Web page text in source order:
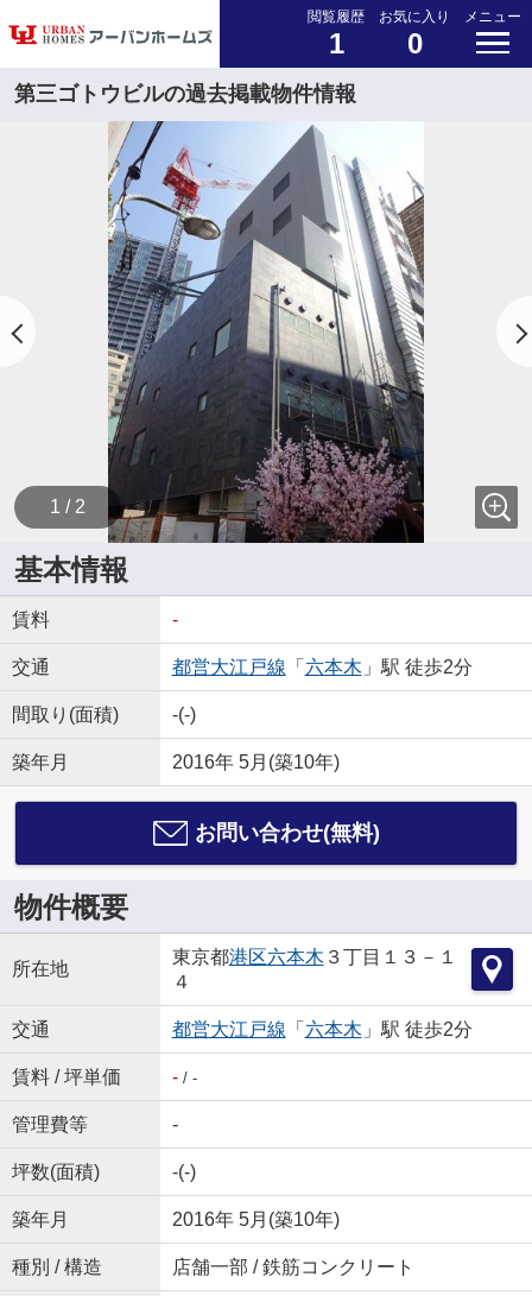
閲覧履歴
1
お気に入り
0
メニュー
第三ゴトウビルの過去掲載物件情報
1 / 2
基本情報
賃料 -
交通 都営大江戸線 「 六本木 」駅 徒歩2分
間取り(面積) -(-)
築年月 2016年 5月(築10年)
お問い合わせ(無料)
物件概要
所在地
東京都港区六本木 ３丁目１３－１
４
交通 都営大江戸線 「 六本木 」駅 徒歩2分
賃料 / 坪単価 -/ -
管理費等 -
坪数(面積) -(-)
築年月 2016年 5月(築10年)
種別 / 構造 店舗一部 / 鉄筋コンクリート